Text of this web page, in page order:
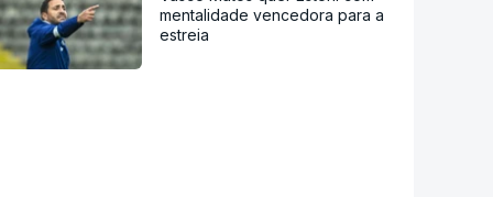
mentalidade vencedora para a
estreia